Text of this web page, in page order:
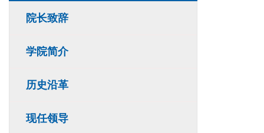
院长致辞
学院简介
历史沿革
现任领导